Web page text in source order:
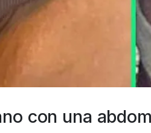
con una